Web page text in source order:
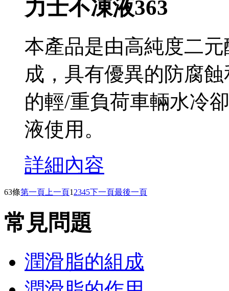
力士不凍液363
本產品是由高純度二
成，具有優異的防腐
的輕/重負荷車輛水冷
液使用。
詳細內容
63條第一頁 上一頁1 2345下一頁最後一頁
常見問題
潤滑脂的組成